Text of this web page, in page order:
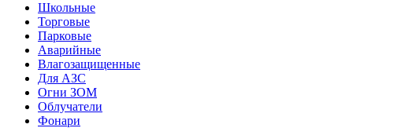
Школьные
Торговые
Парковые
Аварийные
Влагозащищенные
Для АЗС
Огни ЗОМ
Облучатели
Фонари